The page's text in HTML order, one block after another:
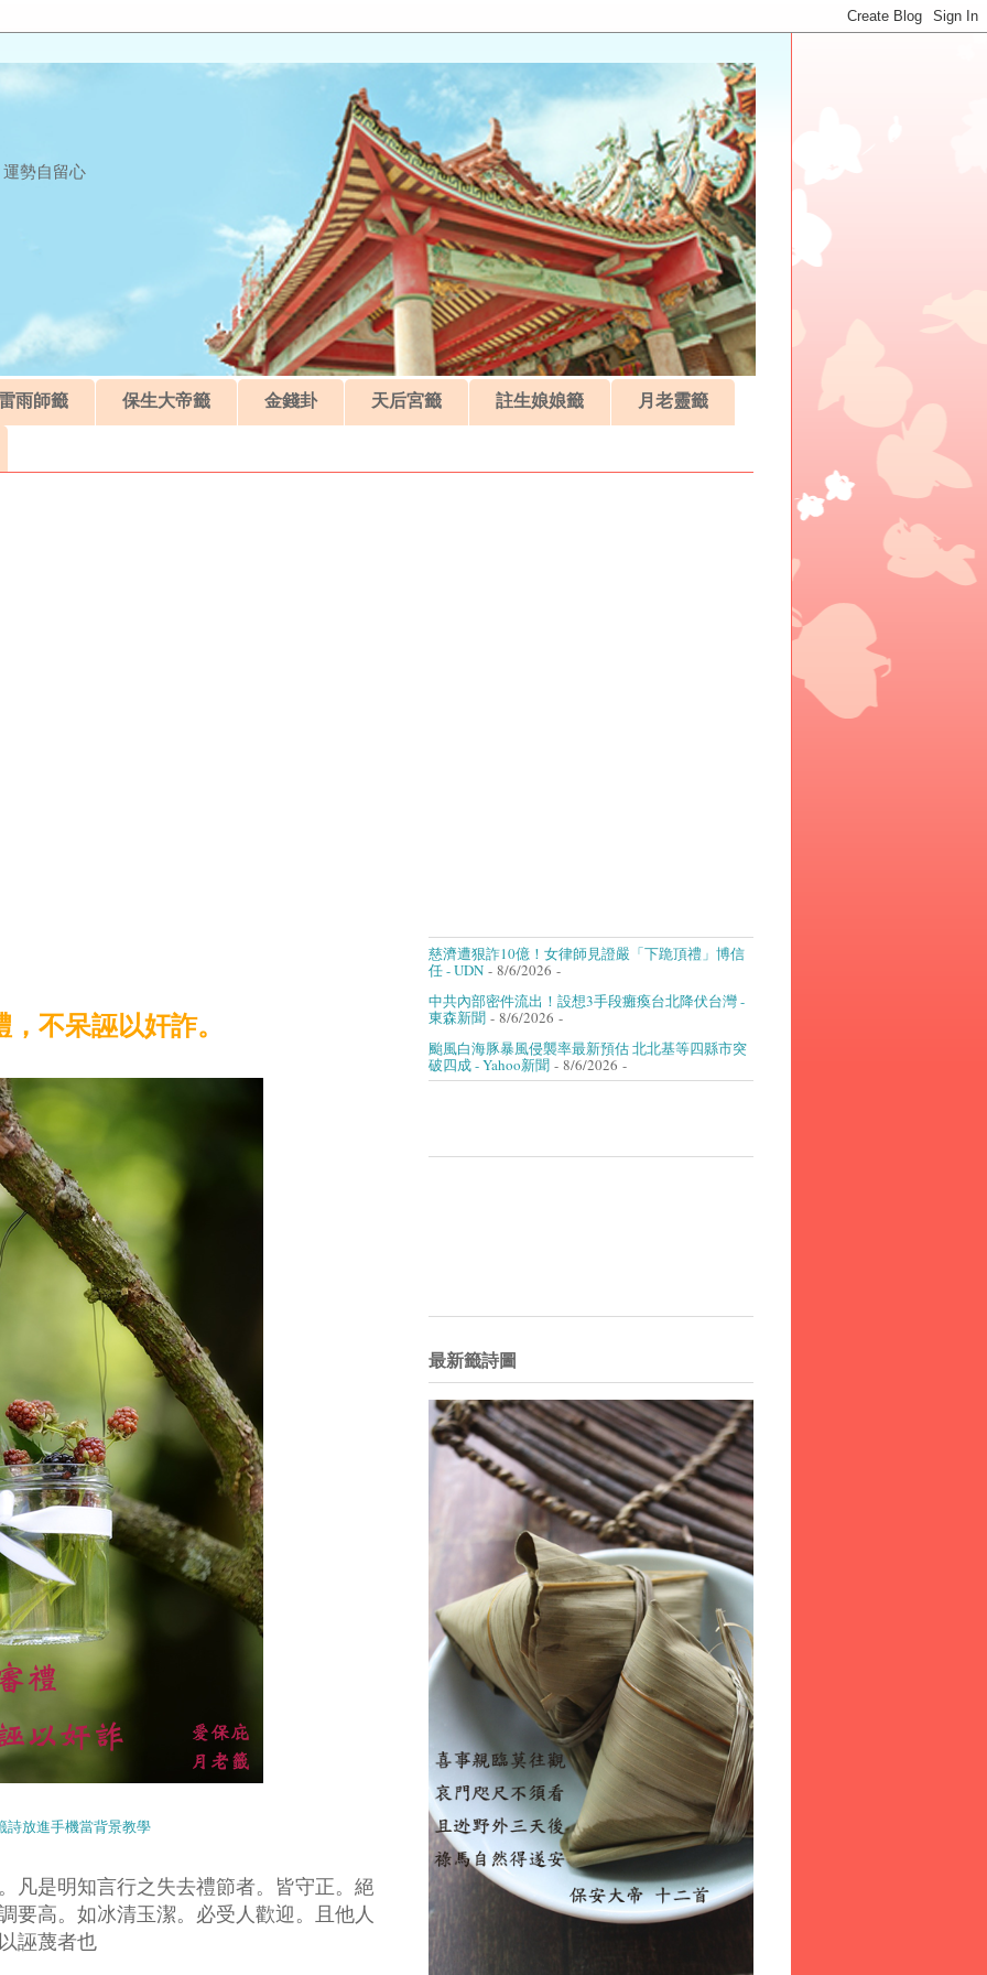
勢自留心
雨師籤 保生大帝籤 金錢卦 天后宮籤 註生娘娘籤 月老靈籤
不呆誣以奸詐。
詩放進手機當背景教學
凡是明知言行之失去禮節者。皆守正。絕
要高。如冰清玉潔。必受人歡迎。且他人
誣蔑者也
慈濟遭狠詐10億！女律師見證嚴「下跪頂禮」博信
任 - UDN - 8/6/2026 -
中共內部密件流出！設想3手段癱瘓台北降伏台灣 -
東森新聞 - 8/6/2026 -
颱風白海豚暴風侵襲率最新預估 北北基等四縣市突
破四成 - Yahoo新聞 - 8/6/2026 -
最新籤詩圖